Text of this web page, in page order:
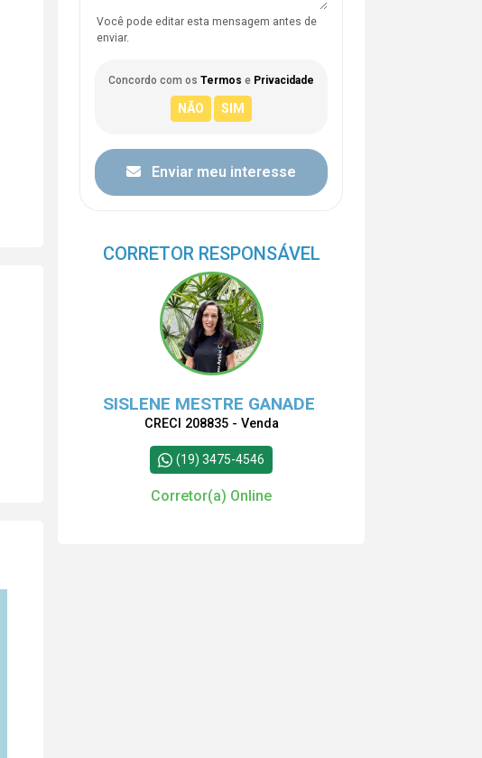
Você pode editar esta mensagem antes de
enviar.
Concordo com os Termos e Privacidade
Enviar meu interesse
CORRETOR RESPONSÁVEL
SISLENE MESTRE GANADE
CRECI 208835 - Venda
(19) 3475-4546
Corretor(a) Online